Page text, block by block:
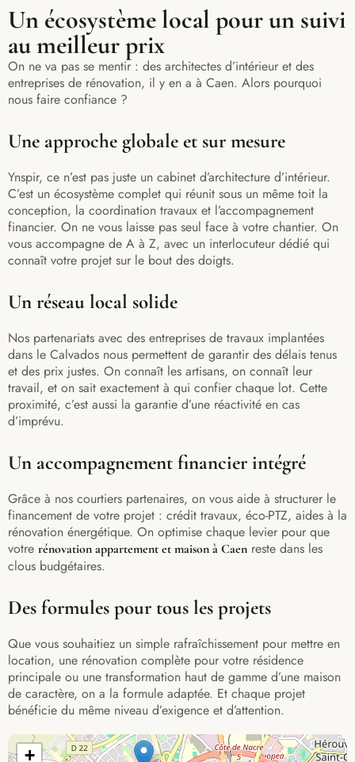
Un écosystème local pour un suivi
au meilleur prix
On ne va pas se mentir : des architectes d’intérieur et des
entreprises de rénovation, il y en a à Caen. Alors pourquoi
nous faire confiance ?
Une approche globale et sur mesure
Ynspir, ce n’est pas juste un cabinet d’architecture d’intérieur.
C’est un écosystème complet qui réunit sous un même toit la
conception, la coordination travaux et l’accompagnement
financier. On ne vous laisse pas seul face à votre chantier. On
vous accompagne de A à Z, avec un interlocuteur dédié qui
connaît votre projet sur le bout des doigts.
Un réseau local solide
Nos partenariats avec des entreprises de travaux implantées
dans le Calvados nous permettent de garantir des délais tenus
et des prix justes. On connaît les artisans, on connaît leur
travail, et on sait exactement à qui confier chaque lot. Cette
proximité, c’est aussi la garantie d’une réactivité en cas
d’imprévu.
Un accompagnement financier intégré
Grâce à nos courtiers partenaires, on vous aide à structurer le
financement de votre projet : crédit travaux, éco-PTZ, aides à la
rénovation énergétique. On optimise chaque levier pour que
votre rénovation appartement et maison à Caen reste dans les
clous budgétaires.
Des formules pour tous les projets
Que vous souhaitiez un simple rafraîchissement pour mettre en
location, une rénovation complète pour votre résidence
principale ou une transformation haut de gamme d’une maison
de caractère, on a la formule adaptée. Et chaque projet
bénéficie du même niveau d’exigence et d’attention.
+